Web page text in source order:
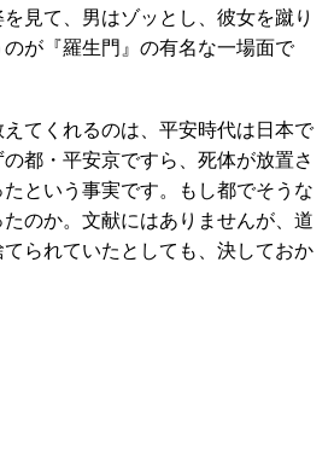
見て、男はゾッとし、彼女を蹴り
が『羅生門』の有名な一場面で
てくれるのは、平安時代は日本で
都・平安京ですら、死体が放置さ
という事実です。もし都でそうな
のか。文献にはありませんが、道
られていたとしても、決しておか